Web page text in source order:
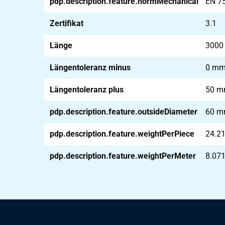
Zertifikat 3.1
Länge
Längentoleranz minus 0 mm
Längentoleranz plus 50
pdp.description.feature.outsideDiameter 60
pdp.description.feature.weightPerPiece
pdp.description.feature.weightPerMeter 8.071